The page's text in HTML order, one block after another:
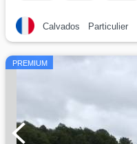
Calvados Particulier
PREMIUM